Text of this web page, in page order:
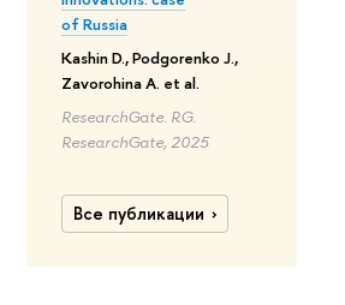
of Russia
Kashin D., Podgorenko J.,
Zavorohina A. et al.
ResearchGate. RG.
ResearchGate, 2025
Все публикации